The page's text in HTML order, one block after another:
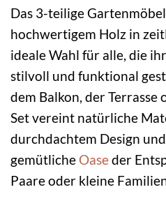
Das 3-teilige
hochwertigem Holz in
ideale Wahl für alle, die
stilvoll und funktional
dem Balkon, der Terrasse
Set vereint natürliche
durchdachtem Design
gemütliche Oaseder
Paare oder kleine